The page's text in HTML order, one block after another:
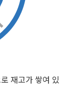
재고가 쌓여 있